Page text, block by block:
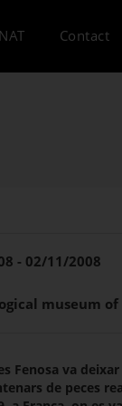
Contact
- 02/11/2008
museum of
Fenosa va
de peces